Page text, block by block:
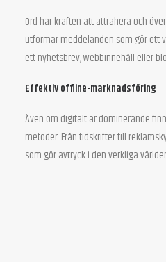
Ord har kraften att attrahera och
utformar meddelanden som gör ett
ett nyhetsbrev, webbinnehåll eller
Effektiv offline-marknadsföring
Även om digitalt är dominerande
metoder. Från tidskrifter till
som gör avtryck i den verkliga